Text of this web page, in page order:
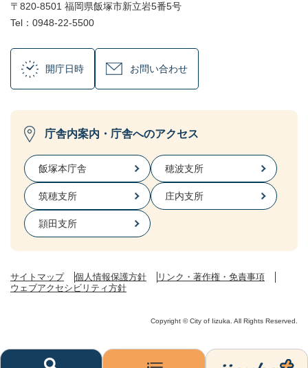
〒820-8501 福岡県飯塚市新立岩5番5号
Tel：0948-22-5500
開庁日時 お問い合わせ
庁舎内案内・庁舎へのアクセス
飯塚本庁舎 穂波支所
筑穂支所 庄内支所
頴田支所
サイトマップ 個人情報保護方針
リンク・著作権・免責事項
ウェブアクセシビリティ方針
Copyright © City of Iizuka. All Rights Reserved.